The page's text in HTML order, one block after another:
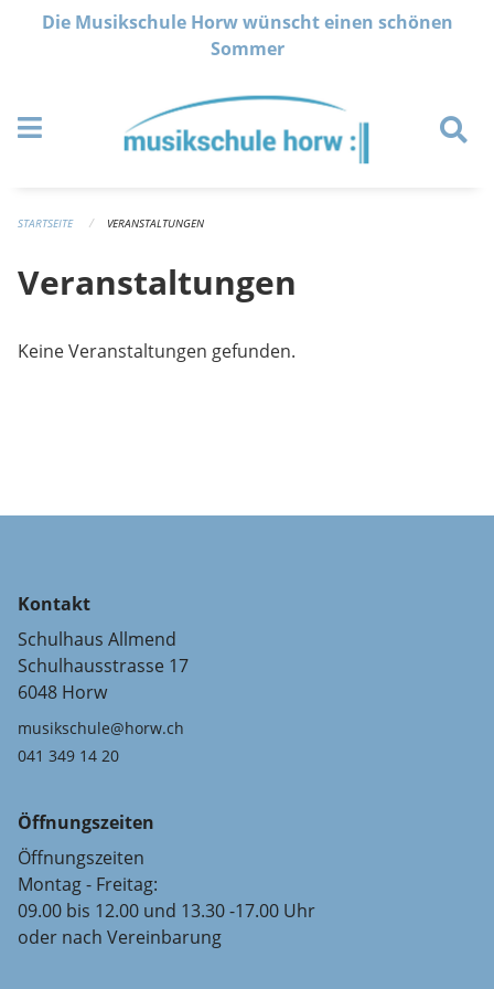
Navigation überspringen
Die Musikschule Horw wünscht einen schönen
Sommer
STARTSEITE VERANSTALTUNGEN
Veranstaltungen
Keine Veranstaltungen gefunden.
Kontakt
Schulhaus Allmend
Schulhausstrasse 17
6048 Horw
musikschule@horw.ch
041 349 14 20
Öffnungszeiten
Öffnungszeiten
Montag - Freitag:
09.00 bis 12.00 und 13.30 -17.00 Uhr
oder nach Vereinbarung